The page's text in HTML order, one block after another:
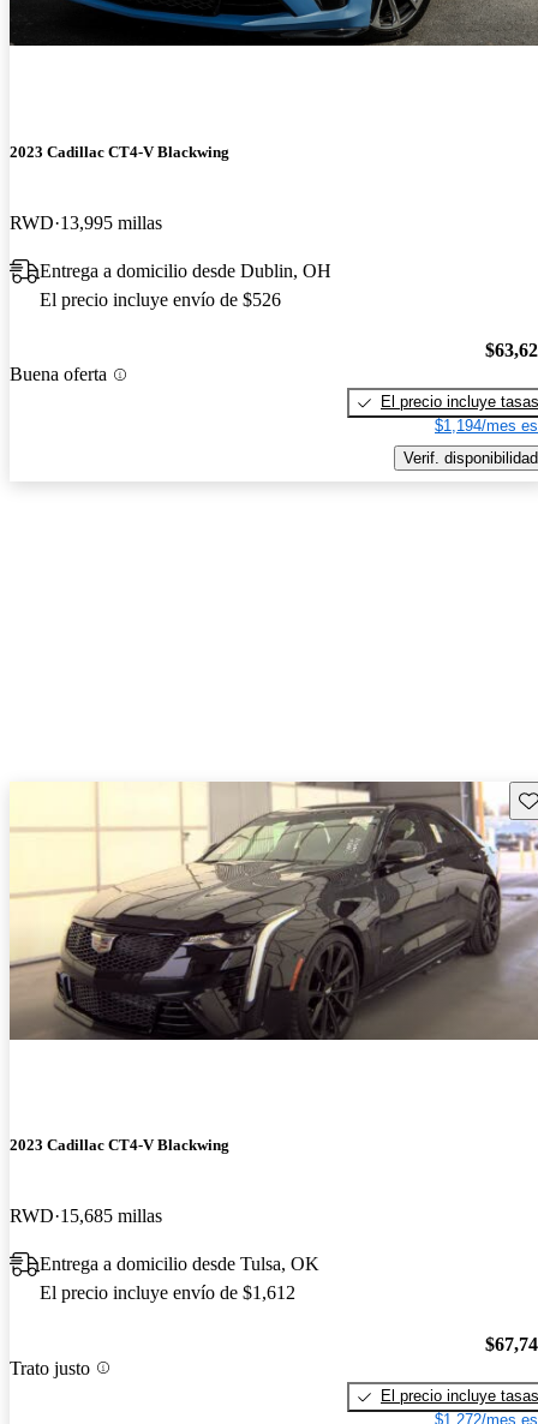
2023 Cadillac CT4-V Blackwing
RWD 13,995 millas
Entrega a domicilio desde Dublin, OH
El precio incluye envío de $526
Buena oferta
El precio incluye tasas
$1,194/mes
Verif. disponibilidad
2023 Cadillac CT4-V Blackwing
RWD 15,685 millas
Entrega a domicilio desde Tulsa, OK
El precio incluye envío de $1,612
Trato justo
El precio incluye tasas
$1,272/mes